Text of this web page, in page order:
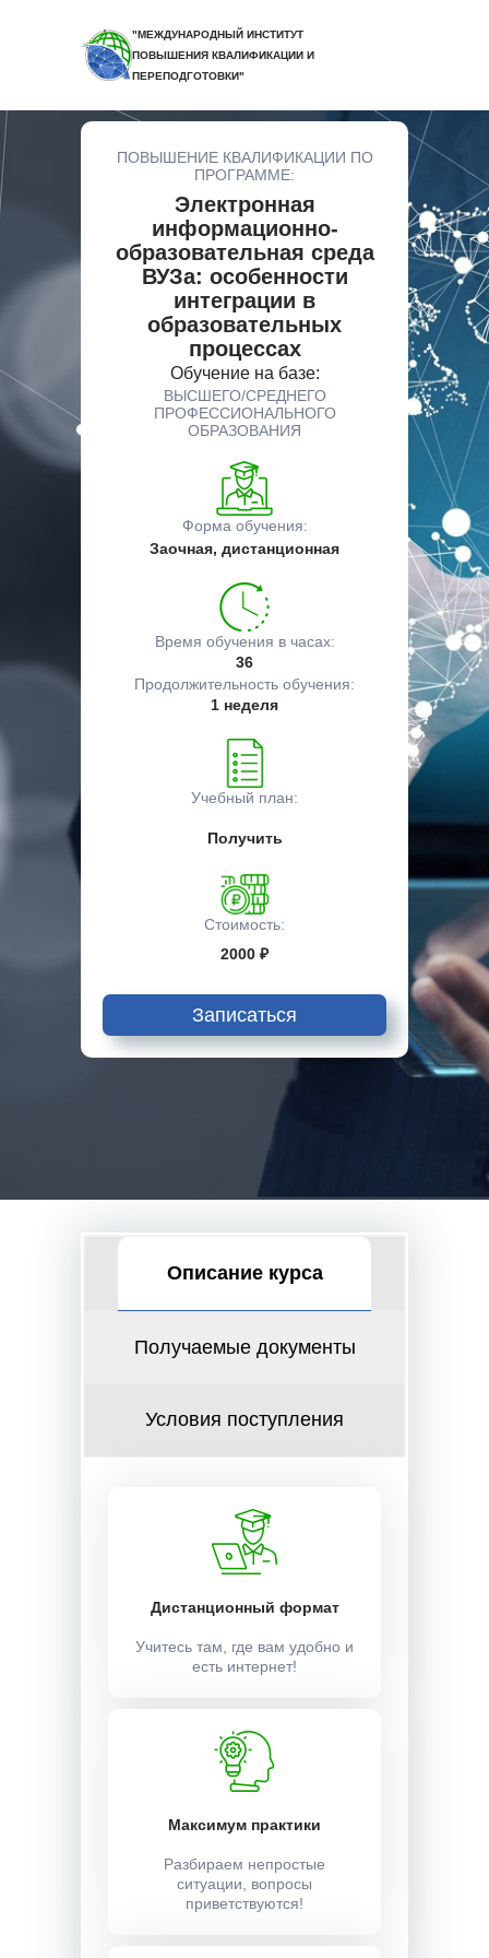
"МЕЖДУНАРОДНЫЙ ИНСТИТУТ
ПОВЫШЕНИЯ КВАЛИФИКАЦИИ И
ПЕРЕПОДГОТОВКИ"
ПОВЫШЕНИЕ КВАЛИФИКАЦИИ ПО
ПРОГРАММЕ:
Электронная
информационно-
образовательная среда
ВУЗа: особенности
интеграции в
образовательных
процессах
Обучение на базе:
ВЫСШЕГО/СРЕДНЕГО
ПРОФЕССИОНАЛЬНОГО
ОБРАЗОВАНИЯ
Форма обучения:
Заочная, дистанционная
Время обучения в часах:
36
Продолжительность обучения:
1 неделя
Учебный план:
Получить
Стоимость:
2000 ₽
Записаться
Описание курса
Получаемые документы
Условия поступления
Дистанционный формат
Учитесь там, где вам удобно и
есть интернет!
Максимум практики
Разбираем непростые
ситуации, вопросы
приветствуются!